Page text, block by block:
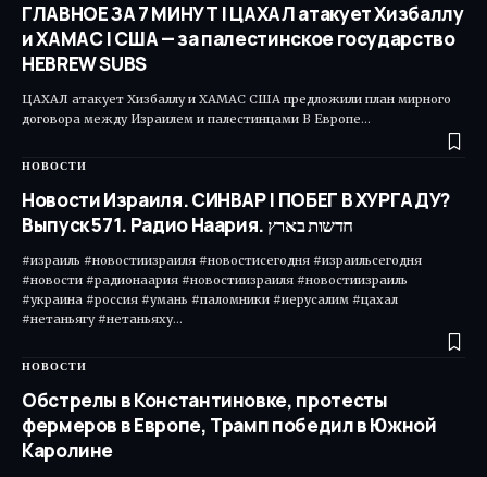
ГЛАВНОЕ ЗА 7 МИНУТ | ЦАХАЛ атакует Хизбаллу
и ХАМАС | США — за палестинское государство
HEBREW SUBS
ЦАХАЛ атакует Хизбаллу и ХАМАС США предложили план мирного
договора между Израилем и палестинцами В Европе…
НОВОСТИ
Новости Израиля. СИНВАР | ПОБЕГ В ХУРГАДУ?
Выпуск 571. Радио Наария. חדשות בארץ
#израиль #новостиизраиля #новостисегодня #израильсегодня
#новости #радионаария #новостиизраиля #новостиизраиль
#украина #россия #умань #паломники #иерусалим #цахал
#нетаньягу #нетаньяху…
НОВОСТИ
Обстрелы в Константиновке, протесты
фермеров в Европе, Трамп победил в Южной
Каролине